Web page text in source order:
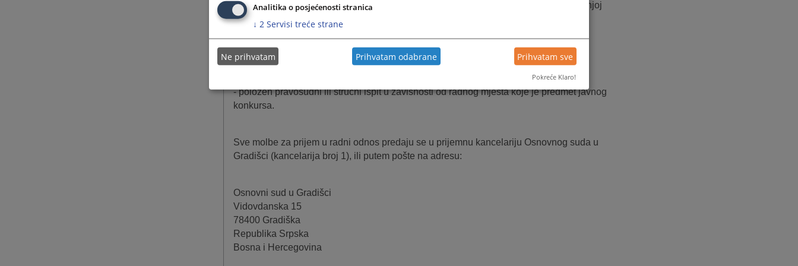
- da ispunjava druge uslove utvrđene zakonom, drugim propisima ili aktom o unutrašnjoj
organizaciji i sistematizaciji radnih mjesta u sudu.
Pored ovih uslova potrebno je da kandidat ispunjava i posebne uslove:
- odgovarajuća školska sprema,
- položen pravosudni ili stručni ispit u zavisnosti od radnog mjesta koje je predmet javnog
konkursa.
Sve molbe za prijem u radni odnos predaju se u prijemnu kancelariju Osnovnog suda u
Gradišci (kancelarija broj 1), ili putem pošte na adresu:
Osnovni sud u Gradišci
Vidovdanska 15
78400 Gradiška
Republika Srpska
Bosna i Hercegovina
Analitika o posjećenosti stranica
↓ 2 Servisi treće strane
Ne prihvatam Prihvatam odabrane Prihvatam sve
Pokreće Klaro!